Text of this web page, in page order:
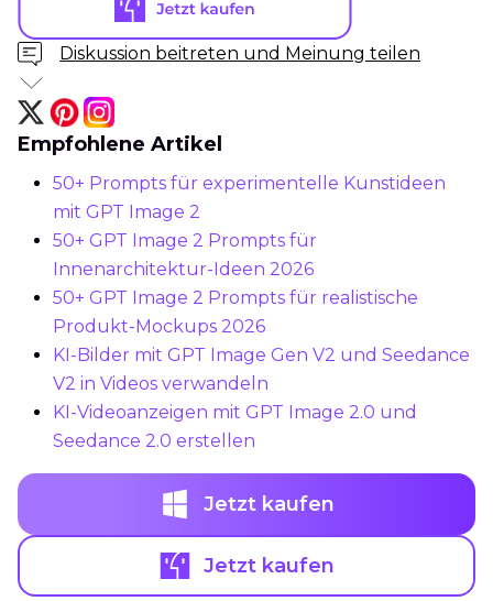
Diskussion beitreten und Meinung teilen
Empfohlene Artikel
50+ Prompts für experimentelle Kunstideen
mit GPT Image 2
50+ GPT Image 2 Prompts für
Innenarchitektur-Ideen 2026
50+ GPT Image 2 Prompts für realistische
Produkt-Mockups 2026
KI-Bilder mit GPT Image Gen V2 und Seedance
V2 in Videos verwandeln
KI-Videoanzeigen mit GPT Image 2.0 und
Seedance 2.0 erstellen
Jetzt kaufen
Jetzt kaufen